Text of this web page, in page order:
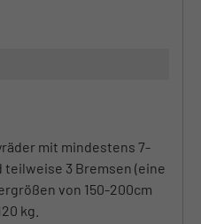
mit mindestens 7-
3 Bremsen (eine
von 150-200cm
kg.